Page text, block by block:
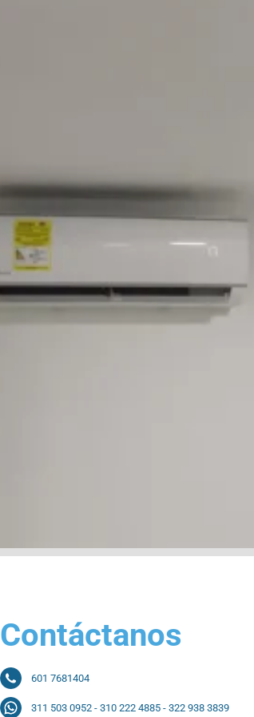
Contáctanos
601 7681404
311 503 0952 - 310 222 4885 - 322 938 3839